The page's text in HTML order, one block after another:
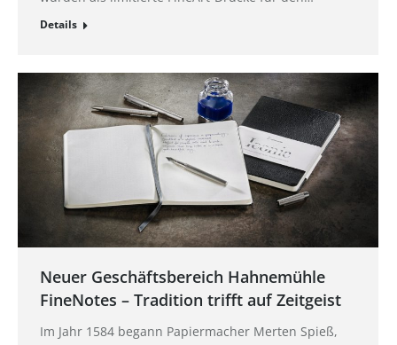
Details
Neuer Geschäftsbereich Hahnemühle
FineNotes – Tradition trifft auf Zeitgeist
Im Jahr 1584 begann Papiermacher Merten Spieß,